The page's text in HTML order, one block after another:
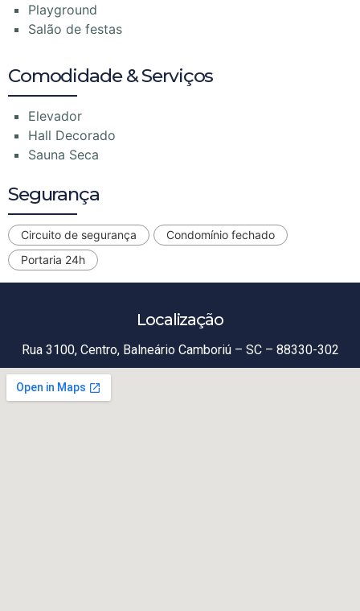
Playground
Salão de festas
Comodidade & Serviços
Elevador
Hall Decorado
Sauna Seca
Segurança
Circuito de segurança
Condomínio fechado
Portaria 24h
Localização
Rua 3100, Centro, Balneário Camboriú – SC – 88330-302